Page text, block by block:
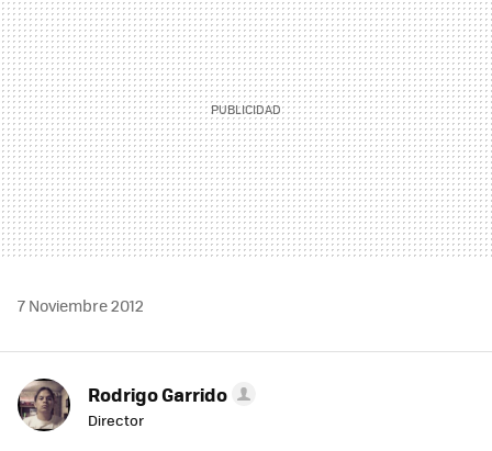
7 Noviembre 2012
Rodrigo Garrido
Director